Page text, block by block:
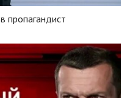
пропагандист